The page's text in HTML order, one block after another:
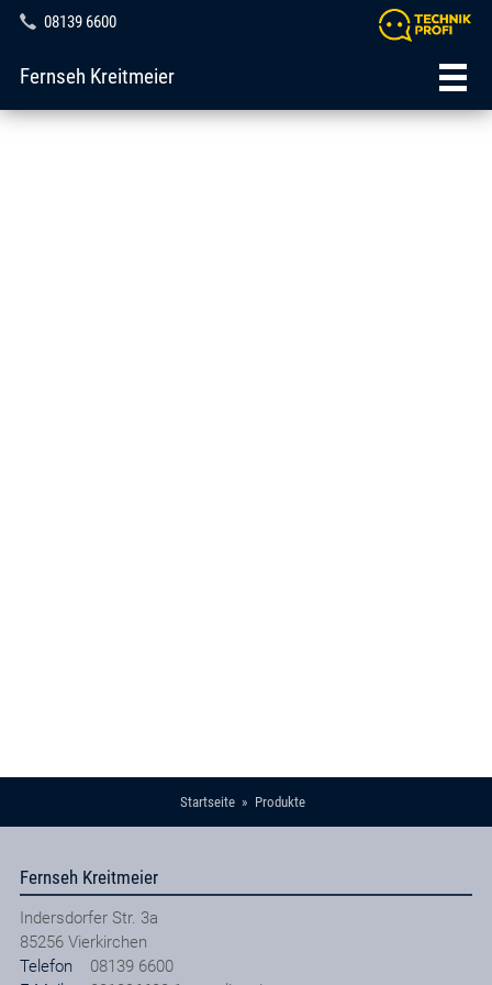
08139 6600
Fernseh Kreitmeier
Startseite Produkte
Fernseh Kreitmeier
Indersdorfer Str. 3a
85256 Vierkirchen
Telefon
08139 6600